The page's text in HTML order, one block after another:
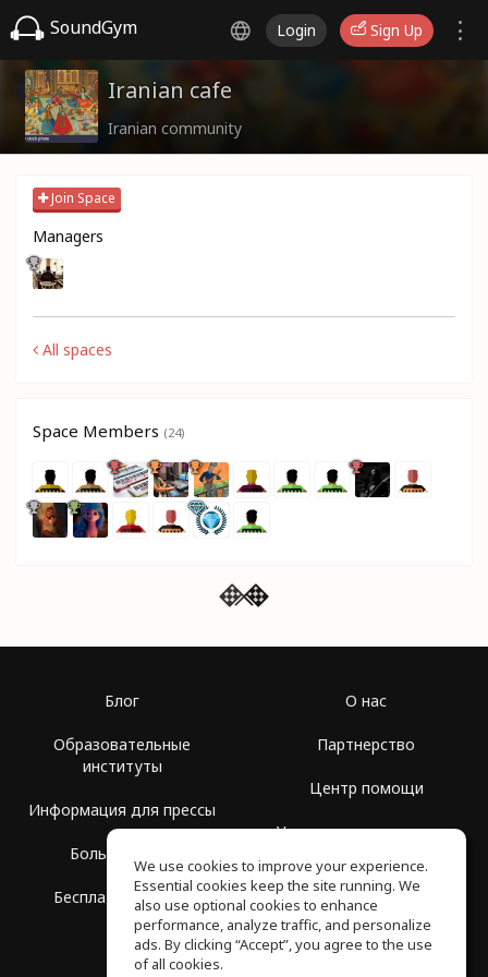
SoundGym Login Sign Up
Iranian cafe
Iranian community
Join Space
Managers
All spaces
Space Members (24)
Блог
Образовательные
институты
Информация для прессы
Больше Групп
Бесплатная школа
О нас
Партнерство
Центр помощи
Условия использования
Политика
конфиденциальности
We use cookies to improve your experience.
Essential cookies keep the site running. We
also use optional cookies to enhance
performance, analyze traffic, and personalize
ads. By clicking “Accept”, you agree to the use
of all cookies.